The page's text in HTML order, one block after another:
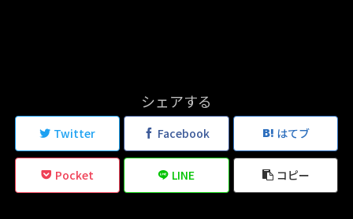
シェアする
Twitter Facebook はてブ
Pocket LINE コピー